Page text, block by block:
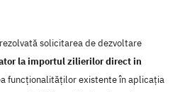
solicitarea de dezvoltare
la importul zilierilor direct in
funcţionalităţilor existente în aplicaţia